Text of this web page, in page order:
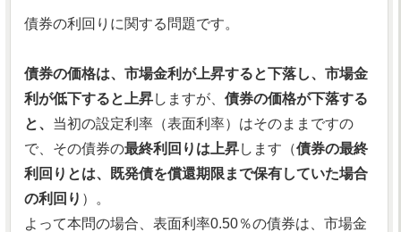
債券の利回りに関する問題です。
債券の価格は、市場金利が上昇すると下落し、市場金
利が低下すると上昇しますが、 債券の価格が下落する
と、 当初の設定利率（表面利率）はそのままですの
で、その債券の最終利回りは上昇します（債券の最終
利回りとは、既発債を償還期限まで保有していた場合
の利回り ）。
よって本問の場合、表面利率0.50％の債券は、市場金